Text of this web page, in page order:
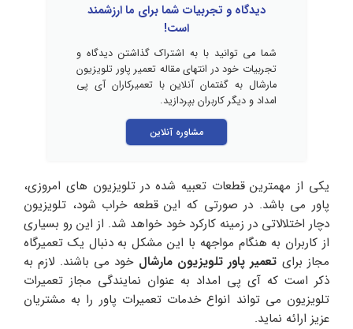
دیدگاه و تجربیات شما برای ما ارزشمند
است!
شما می توانید با به اشتراک گذاشتن دیدگاه و
تجربیات خود در انتهای مقاله تعمیر پاور تلویزیون
مارشال به گفتمان آنلاین با تعمیرکاران آی پی
امداد و دیگر کاربران بپردازید.
مشاوره آنلاین
یکی از مهمترین قطعات تعبیه شده در تلویزیون های امروزی،
پاور می باشد. در صورتی که این قطعه خراب شود، تلویزیون
دچار اختلالاتی در زمینه کارکرد خود خواهد شد. از این رو بسیاری
از کاربران به هنگام مواجهه با این مشکل به دنبال یک تعمیرگاه
مجاز برای تعمیر پاور تلویزیون مارشال خود می باشند. لازم به
ذکر است که آی پی امداد به عنوان نمایندگی مجاز تعمیرات
تلویزیون می تواند انواع خدمات تعمیرات پاور را به مشتریان
عزیز ارائه نماید.